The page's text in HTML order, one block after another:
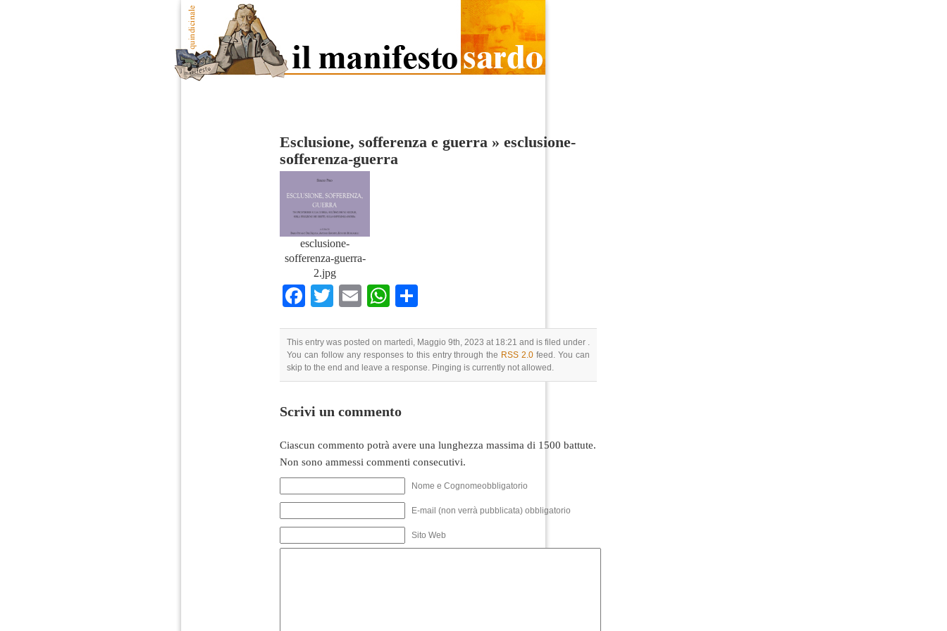
Esclusione, sofferenza e guerra » esclusione-
sofferenza-guerra
esclusione-
sofferenza-guerra-
2.jpg
Facebook
TwitterEmailWhatsApp
This entry was posted on martedì, Maggio 9th, 2023 at 18:21 and is filed under .
You can follow any responses to this entry through the RSS 2.0 feed. You can
skip to the end and leave a response. Pinging is currently not allowed.
Scrivi un commento
Ciascun commento potrà avere una lunghezza massima di 1500 battute.
Non sono ammessi commenti consecutivi.
Nome e Cognomeobbligatorio
E-mail (non verrà pubblicata) obbligatorio
Sito Web